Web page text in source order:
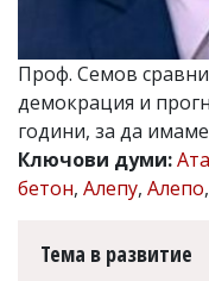
статиите
въвеждат
от
читателите
редакцията
отговорност
Проф. Семов
демокрация и
години, за да
Ключови думи:
бетон, Алепу, Алепо,
Тема в развитие